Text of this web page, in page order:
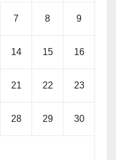
7 8 9
14 15 16
21 22 23
28 29 30